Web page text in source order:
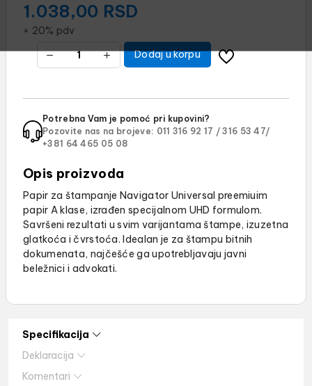
1.038,00 RSD
+ 20% pdv
Dodaj u korpu
Potrebna Vam je pomoć pri kupovini?
Pozovite nas na brojeve: 011 316 92 17 / 316 53 47/
+381 64 465 05 08
Opis proizvoda
Papir za štampanje Navigator Universal preemiuim
papir A klase, izrađen specijalnom UHD formulom.
Savršeni rezultati u svim varijantama štampe, izuzetna
glatkoća i čvrstoća. Idealan je za štampu bitnih
dokumenata, najčešće ga upotrebljavaju javni
beležnici i advokati.
Specifikacija
Deklaracija
Komentari